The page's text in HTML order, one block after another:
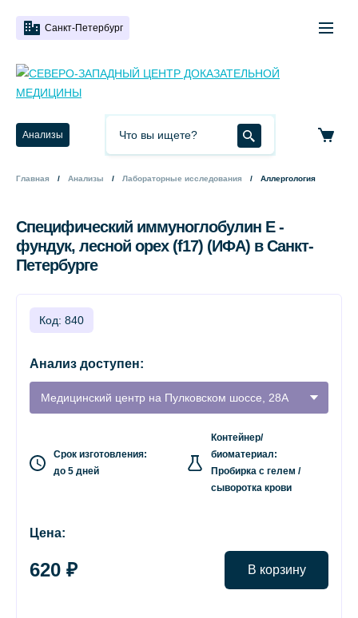
Санкт-Петербург
Анализы
Главная Анализы Лабораторные исследования Аллергология
Специфический иммуноглобулин Е -
фундук, лесной орех (f17) (ИФА) в Санкт-
Петербурге
Код: 840
Анализ доступен:
Медицинский центр на Пулковском шоссе, 28А
Срок изготовления:
до 5 дней
Контейнер/
биоматериал:
Пробирка с гелем /
сыворотка крови
Цена:
620 ₽ В корзину